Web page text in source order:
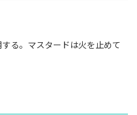
る。マスタードは火を止めて